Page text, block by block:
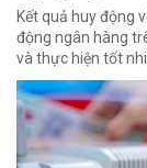
Kết quả huy động
động ngân hàng
và thực hiện tốt